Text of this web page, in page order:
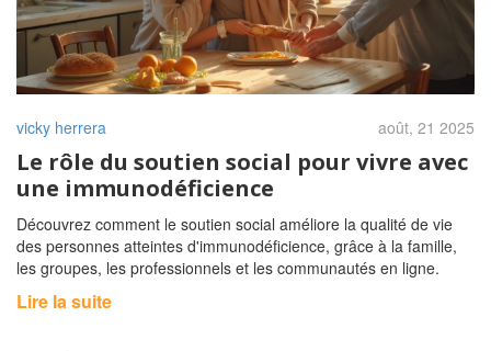
vicky herrera août, 21 2025
Le rôle du soutien social pour vivre avec
une immunodéficience
Découvrez comment le soutien social améliore la qualité de vie
des personnes atteintes d'immunodéficience, grâce à la famille,
les groupes, les professionnels et les communautés en ligne.
Lire la suite